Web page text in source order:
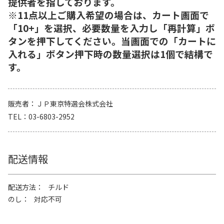
※11点以上ご購入希望の場合は、カート画面で
「10+」を選択、必要数量を入力し「再計算」ボ
タンを押下してください。当画面での「カートに
入れる」ボタン押下時の数量選択は1個で結構で
す。
販売者
ＪＰ東京特選会株式会社
TEL
03-6803-2952
配送情報
配送方法
チルド
のし
対応不可